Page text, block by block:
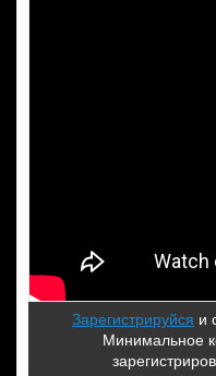
Зарегистрируйся и
Минимальное